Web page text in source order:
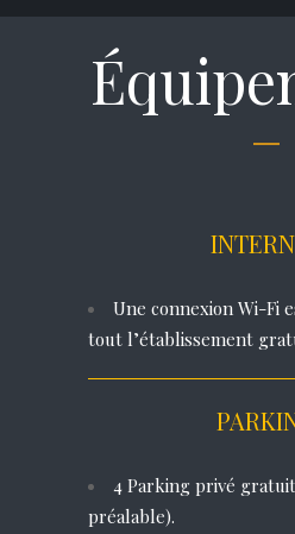
Une connexion Wi-Fi
tout l’établissement
4 Parking privé
préalable).